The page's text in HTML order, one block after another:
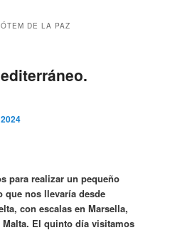
DE LA PAZ
para realizar un pequeño
que nos llevaría desde
con escalas en Marsella,
Malta. El quinto día visitamos